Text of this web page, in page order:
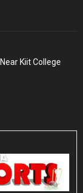
Kiit College